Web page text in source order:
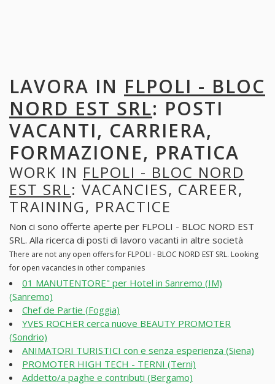
LAVORA IN FLPOLI - BLOC
NORD EST SRL: POSTI
VACANTI, CARRIERA,
FORMAZIONE, PRATICA
WORK IN FLPOLI - BLOC NORD
EST SRL: VACANCIES, CAREER,
TRAINING, PRACTICE
Non ci sono offerte aperte per FLPOLI - BLOC NORD EST
SRL. Alla ricerca di posti di lavoro vacanti in altre società
There are not any open offers for FLPOLI - BLOC NORD EST SRL. Looking
for open vacancies in other companies
01 MANUTENTORE" per Hotel in Sanremo (IM)
(Sanremo)
Chef de Partie (Foggia)
YVES ROCHER cerca nuove BEAUTY PROMOTER
(Sondrio)
ANIMATORI TURISTICI con e senza esperienza (Siena)
PROMOTER HIGH TECH - TERNI (Terni)
Addetto/a paghe e contributi (Bergamo)